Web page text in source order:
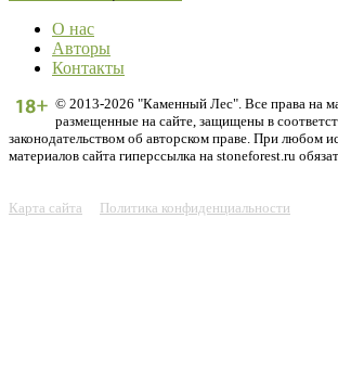
О нас
Авторы
Контакты
© 2013-2026 "Каменный Лес". Все права на
размещенные на сайте, защищены в
законодательством об авторском праве. При любом
материалов сайта гиперссылка на stoneforest.ru
Карта сайта Политика конфиденциальности